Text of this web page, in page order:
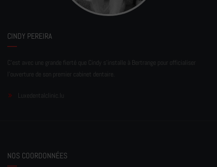
CINDY PEREIRA
C'est avec une grande fierté que Cindy s'installe à Bertrange pour officialiser
l'ouverture de son premier cabinet dentaire.
Luxedentalclinic.lu
NOS COORDONNÉES